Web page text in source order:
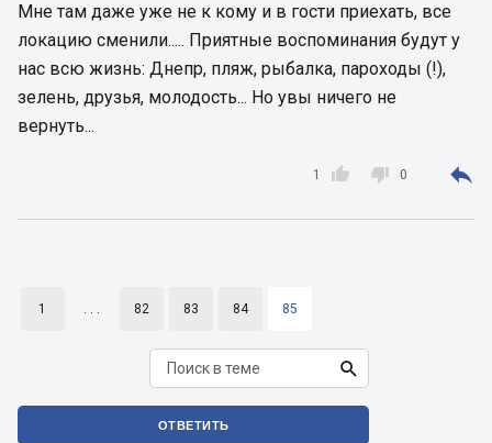
Мне там даже уже не к кому и в гости приехать, все
локацию сменили..... Приятные воспоминания будут у
нас всю жизнь: Днепр, пляж, рыбалка, пароходы (!),
зелень, друзья, молодость... Но увы ничего не
вернуть...

1  0 
1 . . . 82 83 84 85

ОТВЕТИТЬ